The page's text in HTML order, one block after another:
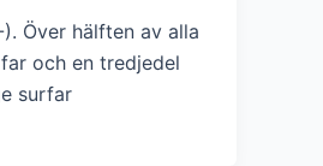
Över hälften av alla
och en tredjedel
surfar